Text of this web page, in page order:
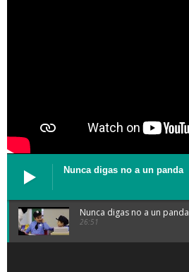
Nunca digas no a un panda
Nunca digas no a un panda
26:51